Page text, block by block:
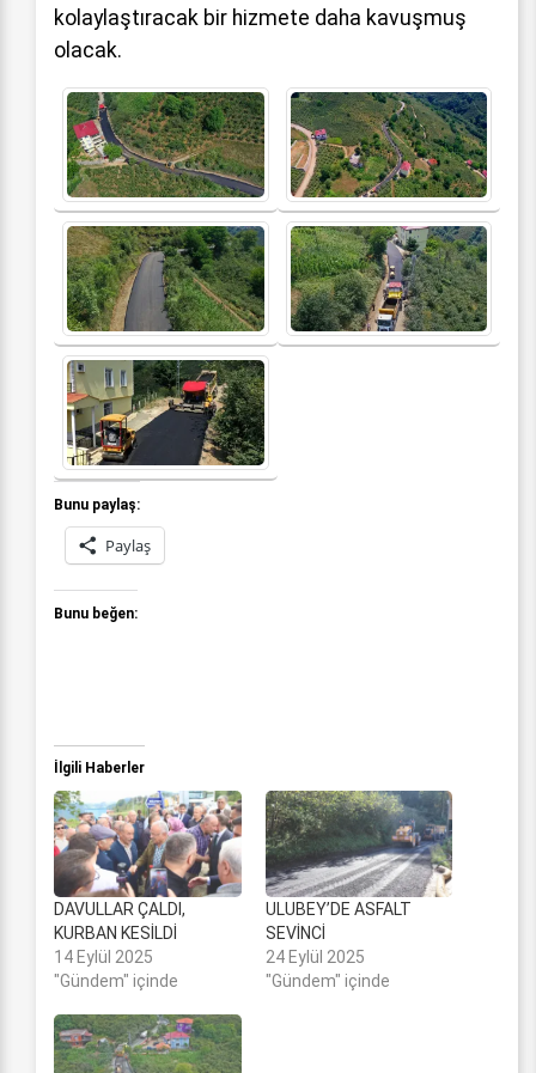
kolaylaştıracak bir hizmete daha kavuşmuş
olacak.
Bunu paylaş:
Paylaş
Bunu beğen:
İlgili Haberler
DAVULLAR ÇALDI,
KURBAN KESİLDİ
14 Eylül 2025
"Gündem" içinde
ULUBEY’DE ASFALT
SEVİNCİ
24 Eylül 2025
"Gündem" içinde